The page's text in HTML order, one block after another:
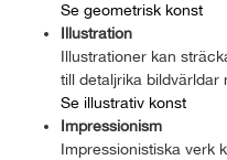
Se geometrisk konst
Illustration
Illustrationer kan
till detaljrika bildvärldar
Se illustrativ konst
Impressionism
Impressionistiska verk